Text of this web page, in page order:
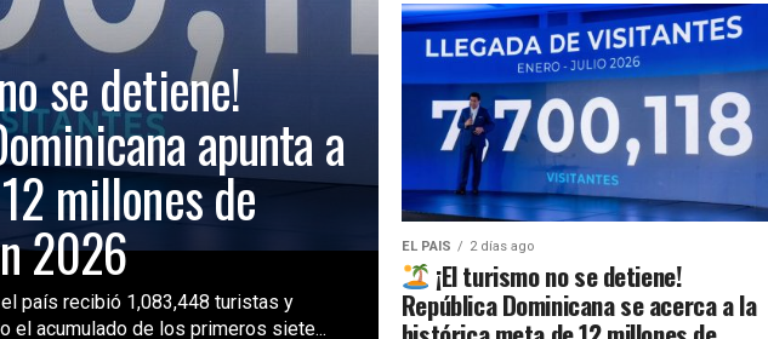
se detiene!
apunta a
millones de
2026
país recibió 1,083,448 turistas y
el acumulado de los primeros siete...
EL PAIS 2 días ago
¡El turismo no se detiene!
República Dominicana se acerca a la